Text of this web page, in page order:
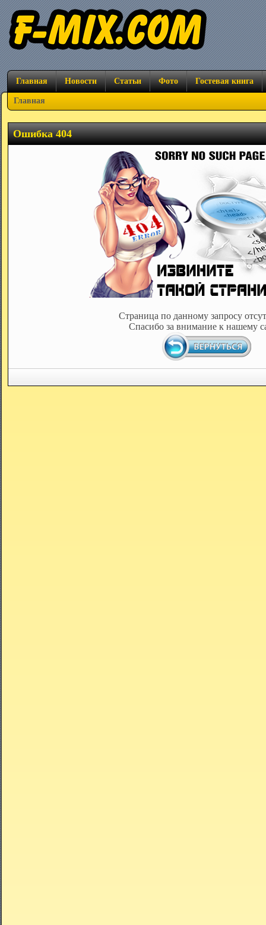
Главная Новости Статьи Фото Гостевая книга
Главная
Ошибка 404
Страница по данному запросу
Спасибо за внимание к нашему